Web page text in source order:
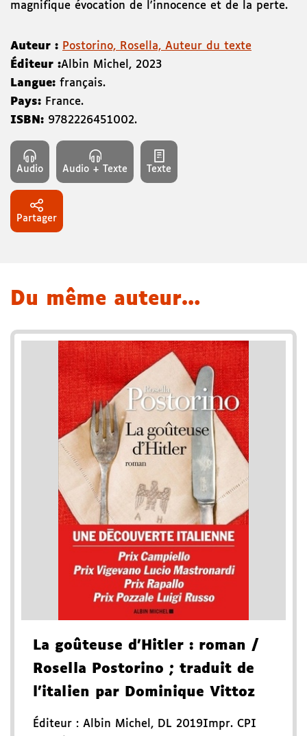
magnifique évocation de l'innocence et de la perte.
Auteur : Postorino, Rosella, Auteur du texte
Éditeur :Albin Michel , 2023
Langue: français.
Pays: France.
ISBN: 9782226451002.
Audio Audio + Texte Texte
Partager
Du même auteur…
La goûteuse d'Hitler : roman /
Rosella Postorino ; traduit de
l'italien par Dominique Vittoz
Éditeur : Albin Michel , DL 2019Impr. CPI